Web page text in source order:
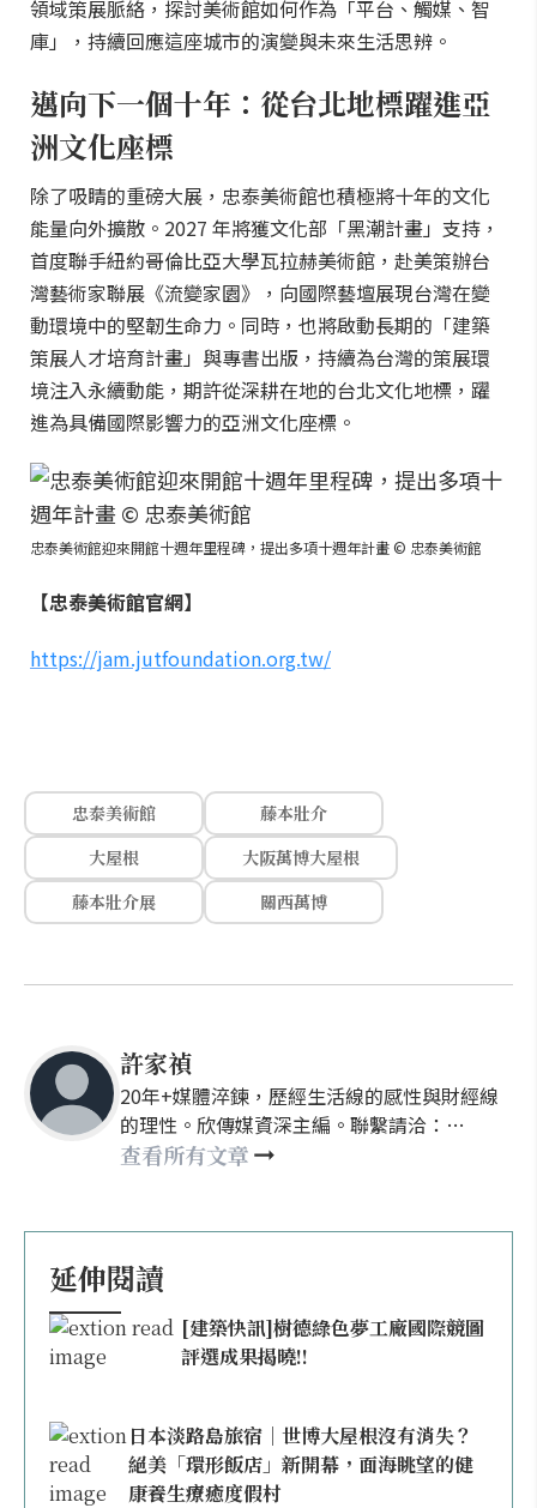
領域策展脈絡，探討美術館如何作為「平台、觸媒、智
庫」，持續回應這座城市的演變與未來生活思辨。
邁向下一個十年：從台北地標躍進亞
洲文化座標
除了吸睛的重磅大展，忠泰美術館也積極將十年的文化
能量向外擴散。2027 年將獲文化部「黑潮計畫」支持，
首度聯手紐約哥倫比亞大學瓦拉赫美術館，赴美策辦台
灣藝術家聯展《流變家園》，向國際藝壇展現台灣在變
動環境中的堅韌生命力。同時，也將啟動長期的「建築
策展人才培育計畫」與專書出版，持續為台灣的策展環
境注入永續動能，期許從深耕在地的台北文化地標，躍
進為具備國際影響力的亞洲文化座標。
忠泰美術館迎來開館十週年里程碑，提出多項十週年計畫 © 忠泰美術館
【忠泰美術館官網】
https://jam.jutfoundation.org.tw/
忠泰美術館
藤本壯介
大屋根
大阪萬博大屋根
藤本壯介展
關西萬博
許家禎
20年+媒體淬鍊，歷經生活線的感性與財經線
的理性。欣傳媒資深主編。聯繫請洽：
nellyhsu@xinmedia.com
查看所有文章
延伸閱讀
[建築快訊]樹德綠色夢工廠國際競圖
評選成果揭曉!!
日本淡路島旅宿｜世博大屋根沒有消失？
絕美「環形飯店」新開幕，面海眺望的健
康養生療癒度假村